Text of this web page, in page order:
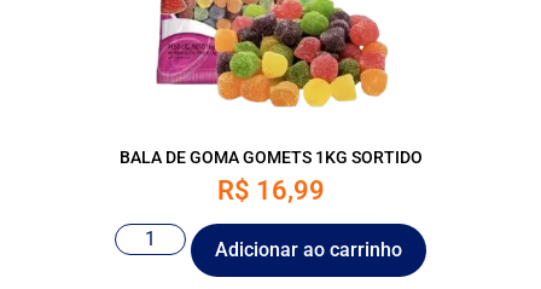
BALA DE GOMA GOMETS 1KG SORTIDO
R$ 16,99
Adicionar ao carrinho